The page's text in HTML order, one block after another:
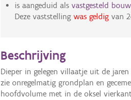
is aangeduid als vastgesteld
Deze vaststelling was geldigvan
Beschrijving
Dieper in gelegen villaatje uit de
zie onregelmatig grondplan en
hoofdvolume met in de oksel